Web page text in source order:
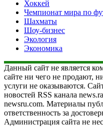
Хоккей
Чемпионат мира по
Шахматы
Шоу-бизнес
Экология
Экономика
Данный сайт не является
сайте ни чего не продают,
услуги не оказываются.
новостей RSS канала
newsru.com. Материалы
ответственность за
Администрация сайта не